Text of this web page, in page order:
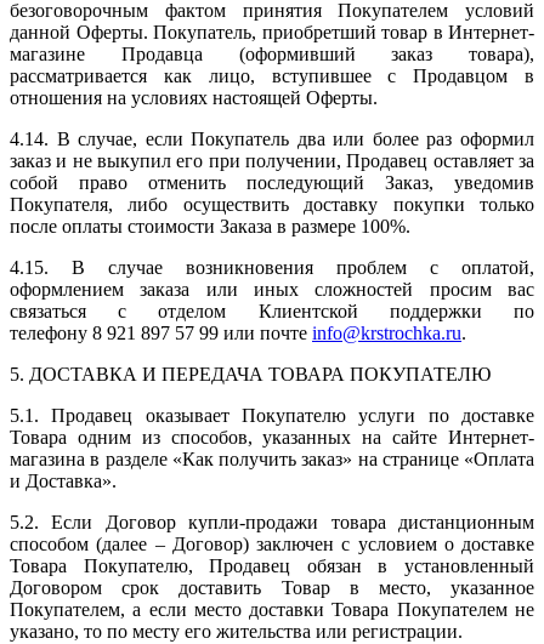
безоговорочным фактом принятия Покупателем условий
данной Оферты. Покупатель, приобретший товар в Интернет-
магазине Продавца (оформивший заказ товара),
рассматривается как лицо, вступившее с Продавцом в
отношения на условиях настоящей Оферты.
4.14. В случае, если Покупатель два или более раз оформил
заказ и не выкупил его при получении, Продавец оставляет за
собой право отменить последующий Заказ, уведомив
Покупателя, либо осуществить доставку покупки только
после оплаты стоимости Заказа в размере 100%.
4.15. В случае возникновения проблем с оплатой,
оформлением заказа или иных сложностей просим вас
связаться с отделом Клиентской поддержки по
телефону 8 921 897 57 99 или почте info@krstrochka.ru.
5. ДОСТАВКА И ПЕРЕДАЧА ТОВАРА ПОКУПАТЕЛЮ
5.1. Продавец оказывает Покупателю услуги по доставке
Товара одним из способов, указанных на сайте Интернет-
магазина в разделе «Как получить заказ» на странице «Оплата
и Доставка».
5.2. Если Договор купли-продажи товара дистанционным
способом (далее – Договор) заключен с условием о доставке
Товара Покупателю, Продавец обязан в установленный
Договором срок доставить Товар в место, указанное
Покупателем, а если место доставки Товара Покупателем не
указано, то по месту его жительства или регистрации.